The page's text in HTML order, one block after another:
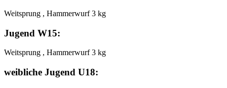
Weitsprung , Hammerwurf 3 kg
Jugend W15:
Weitsprung , Hammerwurf 3 kg
weibliche Jugend U18: